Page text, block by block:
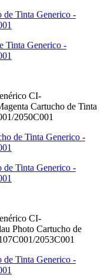
Tinta Generico -
CI-
Cartucho de Tinta
2050C001
Tinta Generico -
CI-
Photo Cartucho de
2053C001